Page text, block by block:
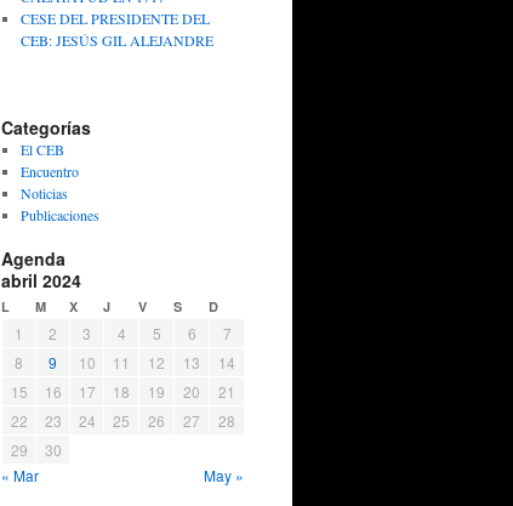
CESE DEL PRESIDENTE DEL
CEB: JESÚS GIL ALEJANDRE
Categorías
El CEB
Encuentro
Noticias
Publicaciones
Agenda
abril 2024
L M X J V S D
1 2 3 4 5 6
7
8
9 10 11 12 13
14
15
16 17 18 19 20
21
22
23 24 25 26 27
28
29
30
« Mar
May »